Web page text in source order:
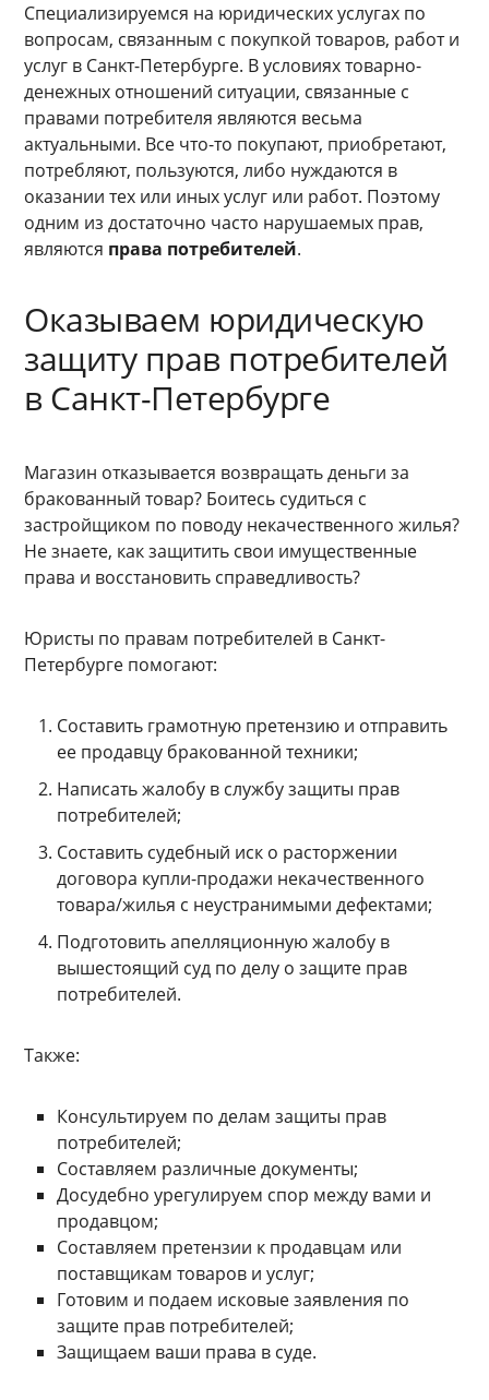
Специализируемся на юридических услугах по
вопросам, связанным с покупкой товаров, работ и
услуг в Санкт-Петербурге. В условиях товарно-
денежных отношений ситуации, связанные с
правами потребителя являются весьма
актуальными. Все что-то покупают, приобретают,
потребляют, пользуются, либо нуждаются в
оказании тех или иных услуг или работ. Поэтому
одним из достаточно часто нарушаемых прав,
являются права потребителей.
Оказываем юридическую
защиту прав потребителей
в Санкт-Петербурге
Магазин отказывается возвращать деньги за
бракованный товар? Боитесь судиться с
застройщиком по поводу некачественного жилья?
Не знаете, как защитить свои имущественные
права и восстановить справедливость?
Юристы по правам потребителей в Санкт-
Петербурге помогают:
Составить грамотную претензию и отправить
ее продавцу бракованной техники;
Написать жалобу в службу защиты прав
потребителей;
Составить судебный иск о расторжении
договора купли-продажи некачественного
товара/жилья с неустранимыми дефектами;
Подготовить апелляционную жалобу в
вышестоящий суд по делу о защите прав
потребителей.
Также:
Консультируем по делам защиты прав
потребителей;
Составляем различные документы;
Досудебно урегулируем спор между вами и
продавцом;
Составляем претензии к продавцам или
поставщикам товаров и услуг;
Готовим и подаем исковые заявления по
защите прав потребителей;
Защищаем ваши права в суде.